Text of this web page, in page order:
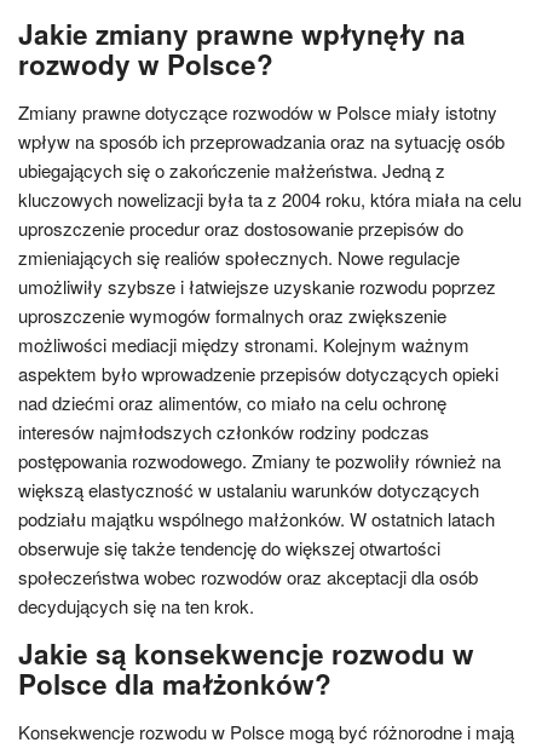
Jakie zmiany prawne wpłynęły na
rozwody w Polsce?
Zmiany prawne dotyczące rozwodów w Polsce miały istotny
wpływ na sposób ich przeprowadzania oraz na sytuację osób
ubiegających się o zakończenie małżeństwa. Jedną z
kluczowych nowelizacji była ta z 2004 roku, która miała na celu
uproszczenie procedur oraz dostosowanie przepisów do
zmieniających się realiów społecznych. Nowe regulacje
umożliwiły szybsze i łatwiejsze uzyskanie rozwodu poprzez
uproszczenie wymogów formalnych oraz zwiększenie
możliwości mediacji między stronami. Kolejnym ważnym
aspektem było wprowadzenie przepisów dotyczących opieki
nad dziećmi oraz alimentów, co miało na celu ochronę
interesów najmłodszych członków rodziny podczas
postępowania rozwodowego. Zmiany te pozwoliły również na
większą elastyczność w ustalaniu warunków dotyczących
podziału majątku wspólnego małżonków. W ostatnich latach
obserwuje się także tendencję do większej otwartości
społeczeństwa wobec rozwodów oraz akceptacji dla osób
decydujących się na ten krok.
Jakie są konsekwencje rozwodu w
Polsce dla małżonków?
Konsekwencje rozwodu w Polsce mogą być różnorodne i mają